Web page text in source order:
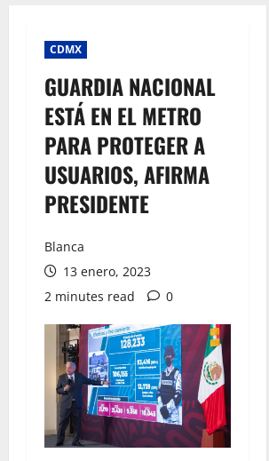
CDMX
GUARDIA NACIONAL
ESTÁ EN EL METRO
PARA PROTEGER A
USUARIOS, AFIRMA
PRESIDENTE
Blanca
13 enero, 2023
2 minutes read
0